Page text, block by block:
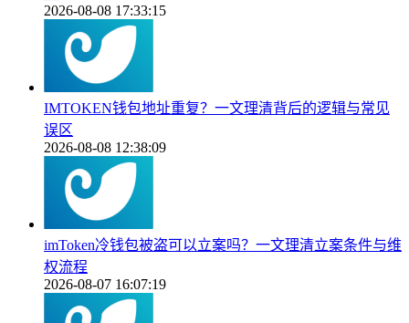
2026-08-08 17:33:15
IMTOKEN钱包地址重复？一文理清背后的逻辑与常见
误区
2026-08-08 12:38:09
imToken冷钱包被盗可以立案吗？一文理清立案条件与维
权流程
2026-08-07 16:07:19